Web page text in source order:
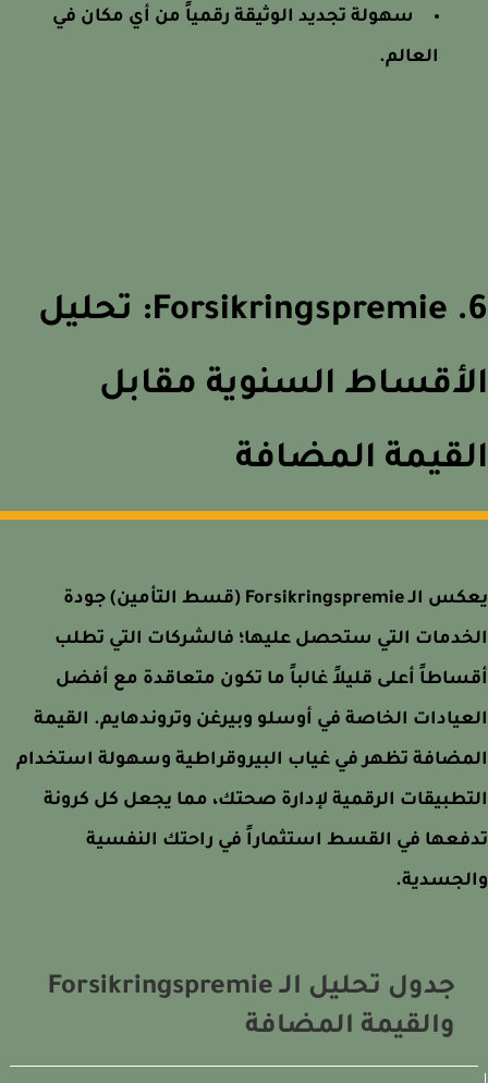
سهولة تجديد الوثيقة رقمياً من أي مكان في
العالم.
6. Forsikringspremie: تحليل
السنوية مقابل
المضافة
يعكس الـ Forsikringspremie (قسط التأمين) جودة
التي ستحصل عليها؛ فالشركات التي تطلب
أعلى قليلاً غالباً ما تكون متعاقدة مع أفضل
الخاصة في أوسلو وبيرغن وتروندهايم. القيمة
تظهر في غياب البيروقراطية وسهولة استخدام
الرقمية لإدارة صحتك، مما يجعل كل كرونة
في القسط استثماراً في راحتك النفسية
جدول تحليل الـ Forsikringspremie
والقيمة المضافة